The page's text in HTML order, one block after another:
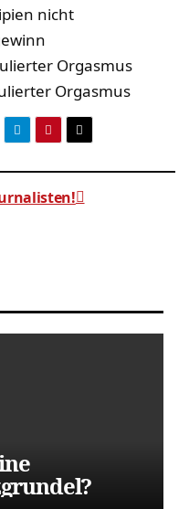
nicht
Orgasmus
Orgasmus